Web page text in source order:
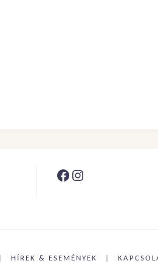
Facebook
Instagram
HÍREK & ESEMÉNYEK